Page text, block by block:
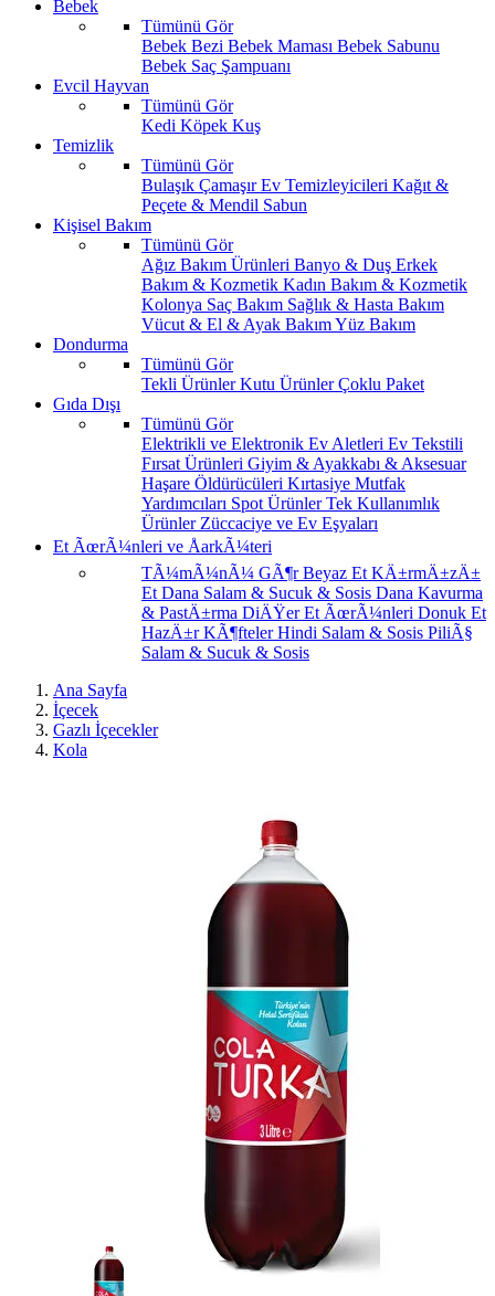
Bebek
Tümünü Gör
Bebek Bezi Bebek Maması Bebek Sabunu
Bebek Saç Şampuanı
Evcil Hayvan
Tümünü Gör
Kedi Köpek Kuş
Temizlik
Tümünü Gör
Bulaşık ÇamaşırEv Temizleyicileri Kağıt &
Peçete & Mendil Sabun
Kişisel Bakım
Tümünü Gör
Ağız Bakım Ürünleri Banyo & Duş Erkek
Bakım & Kozmetik Kadın Bakım & Kozmetik
Kolonya Saç Bakım Sağlık & Hasta Bakım
Vücut & El & Ayak BakımYüz Bakım
Dondurma
Tümünü Gör
Tekli ÜrünlerKutu ÜrünlerÇoklu Paket
Gıda Dışı
Tümünü Gör
Elektrikli ve Elektronik Ev Aletleri Ev Tekstili
Fırsat Ürünleri Giyim & Ayakkabı & Aksesuar
Haşare Öldürücüleri Kırtasiye Mutfak
Yardımcıları Spot ÜrünlerTek Kullanımlık
Ürünler Züccaciye ve Ev Eşyaları
Et ÃœrÃ¼nleri ve ÅarkÃ¼teri
TÃ¼mÃ¼nÃ¼ GÃ¶rBeyaz Et KÄ±rmÄ±zÄ±
Et Dana Salam & Sucuk & Sosis Dana Kavurma
& PastÄ±rma DiÄŸer Et ÃœrÃ¼nleri Donuk Et
HazÄ±r KÃ¶ftelerHindi Salam & Sosis PiliÃ§
Salam & Sucuk & Sosis
Ana Sayfa
İçecek
Gazlı İçecekler
Kola